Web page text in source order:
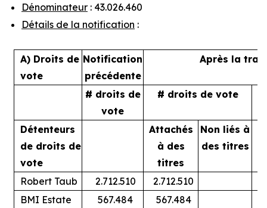
Dénominateur : 43.026.460
Détails de la notification :
A) Droits de
vote
Notification
précédente
Après la
# droits de
vote
# droits de vote
Détenteurs
de droits de
vote
Attachés
à des
titres
Non liés à
des titres
Robert Taub 2.712.510
2.712.510
BMI Estate
567.484
567.484